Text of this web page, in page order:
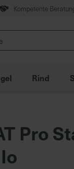
Kompetente
Rind
Pro